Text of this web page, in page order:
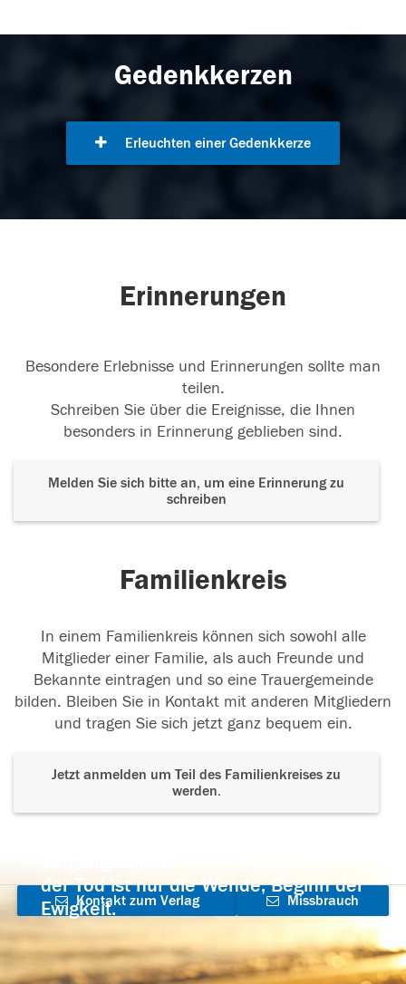
Gedenkkerzen
Erleuchten einer Gedenkkerze
Erinnerungen
Besondere Erlebnisse und Erinnerungen sollte man
teilen.
Schreiben Sie über die Ereignisse, die Ihnen
besonders in Erinnerung geblieben sind.
Melden Sie sich bitte an, um eine Erinnerung zu
schreiben
Familienkreis
In einem Familienkreis können sich sowohl alle
Mitglieder einer Familie, als auch Freunde und
Bekannte eintragen und so eine Trauergemeinde
bilden. Bleiben Sie in Kontakt mit anderen Mitgliedern
und tragen Sie sich jetzt ganz bequem ein.
Jetzt anmelden um Teil des Familienkreises zu
werden.
der Tod ist nur die Wende, Beginn der
Ewigkeit.
Kontakt zum Verlag
aufnehmen
Missbrauch